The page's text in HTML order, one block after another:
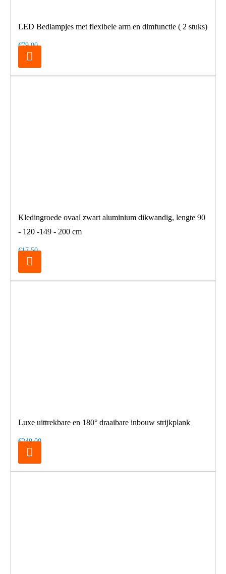
LED Bedlampjes met flexibele arm en dimfunctie ( 2 stuks)
€79,00
Kledingroede ovaal zwart aluminium dikwandig, lengte 90
- 120 -149 - 200 cm
€17,50
Luxe uittrekbare en 180° draaibare inbouw strijkplank
€249,00